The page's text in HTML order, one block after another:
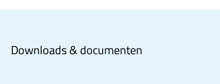
Downloads & documenten